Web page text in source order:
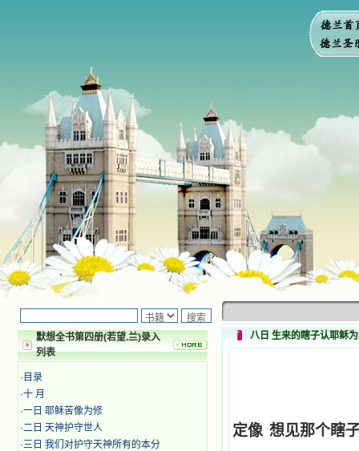
默想全书第四册(若望.兰)录入
列表
· 目录
·十 月
·​​一日 耶稣苦像为修
·二日 天神护守世人
·三日 我们对护守天神所有的本分
八日 生来的瞎子认耶稣
定像 想见那个瞎